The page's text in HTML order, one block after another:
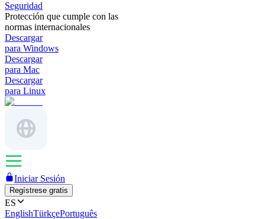
Seguridad
Protección que cumple con las
normas internacionales
Descargar
para Windows
Descargar
para Mac
Descargar
para Linux
Iniciar Sesión
Regístrese gratis
ES
EnglishTürkçePortuguês